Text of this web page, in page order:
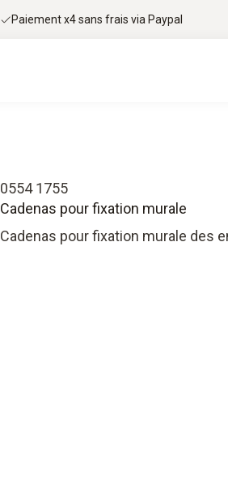
Paiement x4 sans frais via Paypal
0554 1755
Cadenas pour fixation murale
Cadenas pour fixation murale des